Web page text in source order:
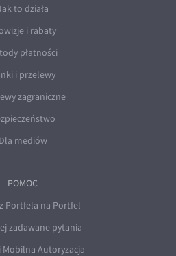
to działa
i rabaty
płatności
i przelewy
zagraniczne
Dla mediów
POMOC
Portfela na Portfel
zadawane pytania
Mobilna Autoryzacja